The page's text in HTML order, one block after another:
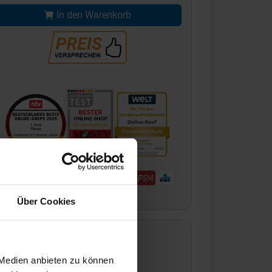
Über Cookies
anbieten zu können
In den Warenkorb